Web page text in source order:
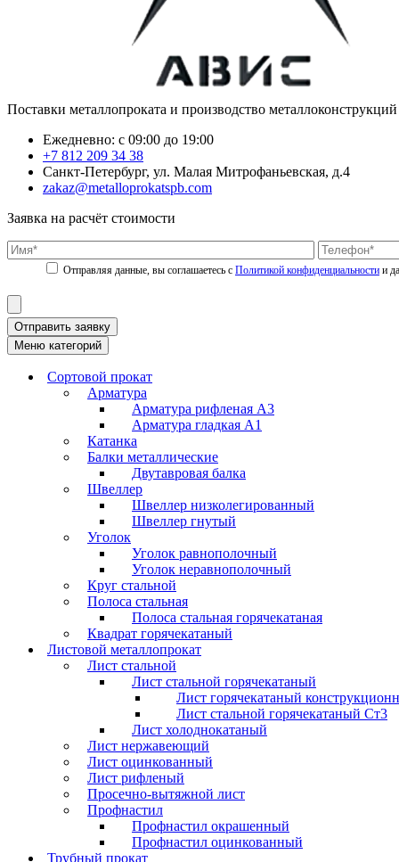
Поставки металлопроката и производство
Ежедневно: с 09:00 до 19:00
+7 812 209 34 38
Санкт-Петербург, ул. Малая Митрофаньевская, д.4
zakaz@metalloprokatspb.com
Заявка на расчёт стоимости
Политикой конфиденциальности
Отправить заявку
Меню категорий
Сортовой прокат
Арматура
Арматура рифленая А3
Арматура гладкая А1
Катанка
Балки металлические
Двутавровая балка
Швеллер
Швеллер низколегированный
Швеллер гнутый
Уголок
Уголок равнополочный
Уголок неравнополочный
Круг стальной
Полоса стальная
Полоса стальная горячекатаная
Квадрат горячекатаный
Листовой металлопрокат
Лист стальной
Лист стальной горячекатаный
Лист горячекатаный
Лист стальной горячекатаный Ст3
Лист холоднокатаный
Лист нержавеющий
Лист оцинкованный
Лист рифленый
Просечно-вытяжной лист
Профнастил
Профнастил окрашенный
Профнастил оцинкованный
Трубный прокат